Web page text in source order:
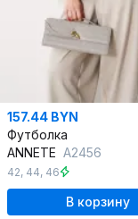
157.44 BYN
Футболка
ANNETE A2456
42, 44, 46
В корзину